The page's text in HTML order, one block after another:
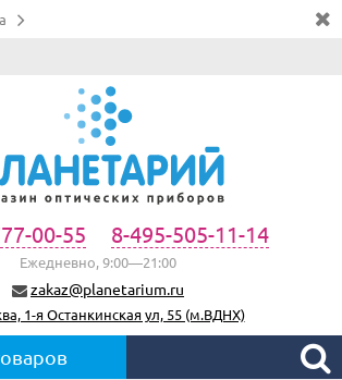
00-55 8-495-505-11-14
Ежедневно, 9:00—21:00
zakaz@planetarium.ru
1-я Останкинская ул, 55 (м.ВДНХ)